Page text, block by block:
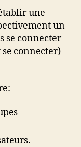
une
un
se connecter
connecter)